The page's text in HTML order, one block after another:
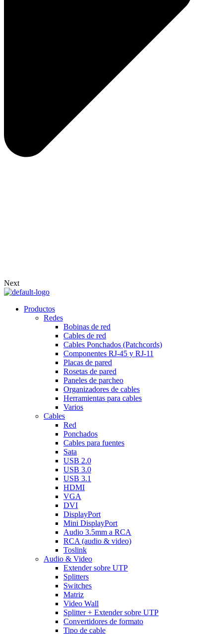
Next
Productos
Redes
Bobinas de red
Cables de red
Cables Ponchados (Patchcords)
Componentes RJ-45 y RJ-11
Placas de pared
Rosetas de pared
Paneles de parcheo
Organizadores de cables
Herramientas para cables
Varios
Cables
Red
Ponchados
Cables para fuentes
Sata
USB 2.0
USB 3.0
USB 3.1
HDMI
VGA
DVI
DisplayPort
Mini DisplayPort
Audio 3.5mm a RCA
RCA (audio & video)
Toslink
Audio & Video
Extender sobre UTP
Splitters
Switches
Matriz
Video Wall
Splitter + Extender sobre UTP
Convertidores de formato
Tipo de cable